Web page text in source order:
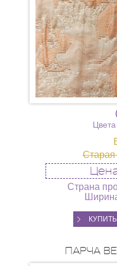
Страна
КУПИТЬ
ПАРЧА